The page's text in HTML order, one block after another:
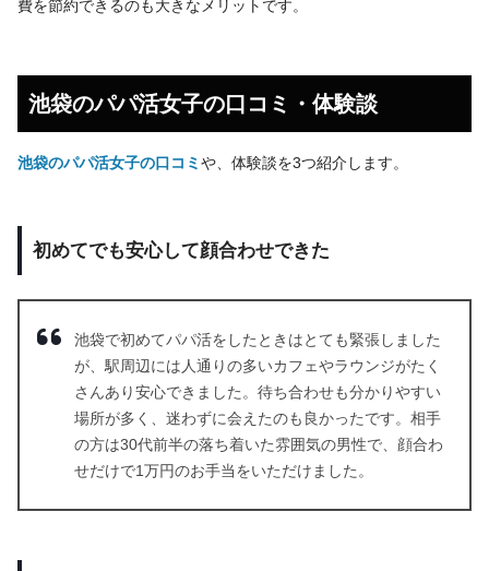
費を節約できるのも大きなメリットです。
池袋のパパ活女子の口コミ・体験談
池袋のパパ活女子の口コミ や、体験談を3つ紹介します。
初めてでも安心して顔合わせできた
池袋で初めてパパ活をしたときはとても緊張しました
が、駅周辺には人通りの多いカフェやラウンジがたく
さんあり安心できました。待ち合わせも分かりやすい
場所が多く、迷わずに会えたのも良かったです。相手
の方は30代前半の落ち着いた雰囲気の男性で、顔合わ
せだけで1万円のお手当をいただけました。